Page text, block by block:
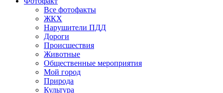
Все фотофакты
ЖКХ
Нарушители ПДД
Дороги
Происшествия
Животные
Общественные мероприятия
Мой город
Природа
Культура